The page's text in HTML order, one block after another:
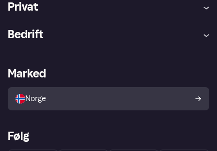
Privat
Utforsk butikker
Bedrift
Merchant portal
Marked
Norge
Følg